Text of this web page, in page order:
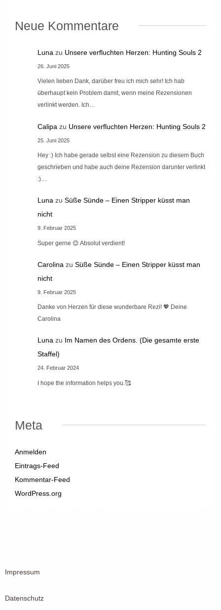
Neue Kommentare
Luna zu Unsere verfluchten Herzen: Hunting Souls 2
26. Juni 2025
Vielen lieben Dank, darüber freu ich mich sehr! Ich hab
überhaupt kein Problem damit, wenn meine Rezensionen
verlinkt werden. Ich…
Calipa zu Unsere verfluchten Herzen: Hunting Souls 2
25. Juni 2025
Hey :) Ich habe gerade selbst eine Rezension zu diesem Buch
geschrieben und habe auch deine Rezension darunter verlinkt
:)…
Luna zu Süße Sünde – Einen Stripper küsst man
nicht
9. Februar 2025
Super gerne 😊 Absolut verdient!
Carolina zu Süße Sünde – Einen Stripper küsst man
nicht
9. Februar 2025
Danke von Herzen für diese wunderbare Rezi! 💖 Deine
Carolina
Luna zu Im Namen des Ordens. (Die gesamte erste
Staffel)
24. Februar 2024
I hope the information helps you.🥰
Meta
Anmelden
Eintrags-Feed
Kommentar-Feed
WordPress.org
Impressum
Datenschutz